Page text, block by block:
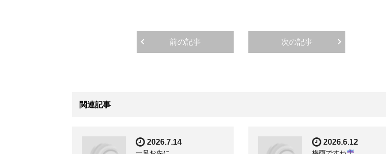
前の記事 次の記事
関連記事
2026.7.14
2026.6.12